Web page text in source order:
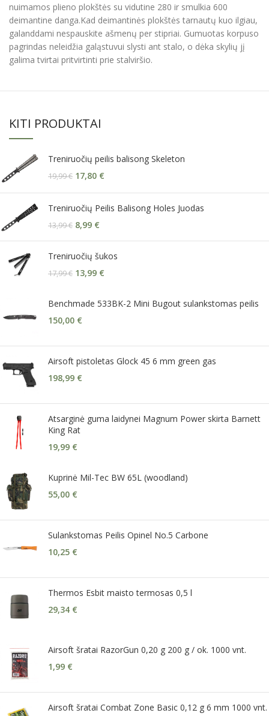
nuimamos plieno plokštės su vidutine 280 ir smulkia 600
deimantine danga.Kad deimantinės plokštės tarnautų kuo ilgiau,
galanddami nespauskite ašmenų per stipriai. Gumuotas korpuso
pagrindas neleidžia galąstuvui slysti ant stalo, o dėka skylių jį
galima tvirtai pritvirtinti prie stalviršio.
KITI PRODUKTAI
Treniruočių peilis balisong Skeleton
19,99€ 17,80 €
Treniruočių Peilis Balisong Holes Juodas
13,99€ 8,99 €
Treniruočių šukos
17,99€ 13,99 €
Benchmade 533BK-2 Mini Bugout sulankstomas peilis
150,00 €
Airsoft pistoletas Glock 45 6 mm green gas
198,99 €
Atsarginė guma laidynei Magnum Power skirta Barnett
King Rat
19,99 €
Kuprinė Mil-Tec BW 65L (woodland)
55,00 €
Sulankstomas Peilis Opinel No.5 Carbone
10,25 €
Thermos Esbit maisto termosas 0,5 l
29,34 €
Airsoft šratai RazorGun 0,20 g 200 g / ok. 1000 vnt.
1,99 €
Airsoft šratai Combat Zone Basic 0,12 g 6 mm 1000 vnt.